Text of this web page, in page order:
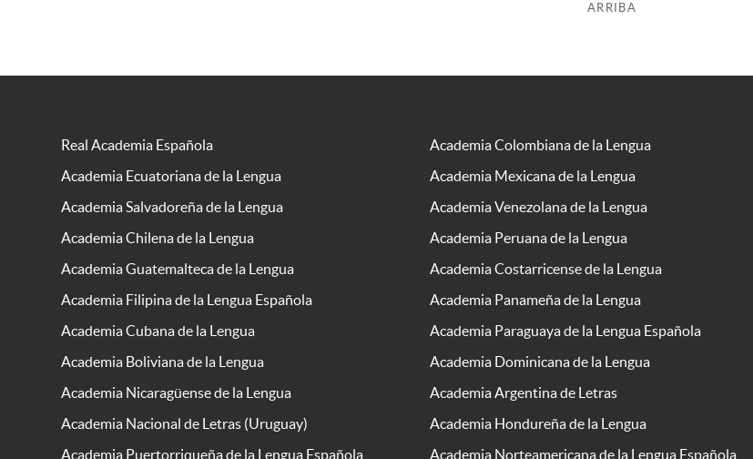
ARRIBA
Real Academia Española
Academia Colombiana de la Lengua
Academia Ecuatoriana de la Lengua
Academia Mexicana de la Lengua
Academia Salvadoreña de la Lengua
Academia Venezolana de la Lengua
Academia Chilena de la Lengua
Academia Peruana de la Lengua
Academia Guatemalteca de la Lengua
Academia Costarricense de la Lengua
Academia Filipina de la Lengua Española
Academia Panameña de la Lengua
Academia Cubana de la Lengua
Academia Paraguaya de la Lengua Española
Academia Boliviana de la Lengua
Academia Dominicana de la Lengua
Academia Nicaragüense de la Lengua
Academia Argentina de Letras
Academia Nacional de Letras (Uruguay)
Academia Hondureña de la Lengua
Academia Puertorriqueña de la Lengua Española
Academia Norteamericana de la Lengua Española